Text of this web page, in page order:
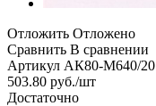
Отложить Отложено
Сравнить В сравнении
Артикул АК80-М640/20
503.80 руб./шт
Достаточно